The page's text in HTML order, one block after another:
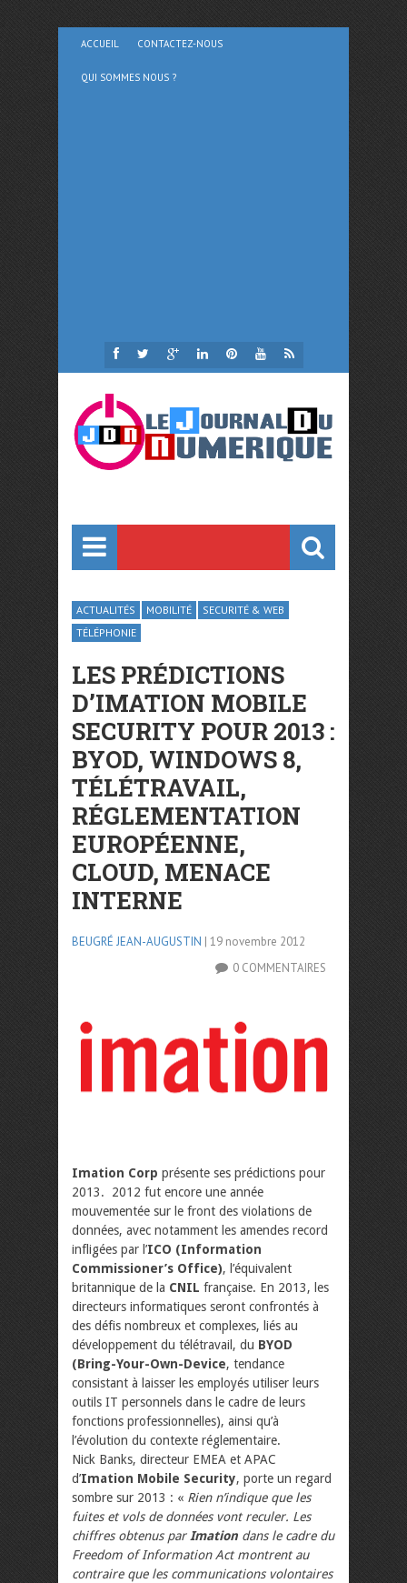
ACCUEIL CONTACTEZ-NOUS
QUI SOMMES NOUS ?
ACTUALITÉS MOBILITÉ
SECURITÉ & WEB
TÉLÉPHONIE
LES PRÉDICTIONS
D’IMATION MOBILE
SECURITY POUR 2013 :
BYOD, WINDOWS 8,
TÉLÉTRAVAIL,
RÉGLEMENTATION
EUROPÉENNE,
CLOUD, MENACE
INTERNE
BEUGRÉ JEAN-AUGUSTIN | 19 novembre 2012
0 COMMENTAIRES
Imation Corp présente ses prédictions pour
2013. 2012 fut encore une année
mouvementée sur le front des violations de
données, avec notamment les amendes record
infligées par l’ICO (Information
Commissioner’s Office), l’équivalent
britannique de la CNIL française. En 2013, les
directeurs informatiques seront confrontés à
des défis nombreux et complexes, liés au
développement du télétravail, du BYOD
(Bring-Your-Own-Device, tendance
consistant à laisser les employés utiliser leurs
outils IT personnels dans le cadre de leurs
fonctions professionnelles), ainsi qu’à
l’évolution du contexte réglementaire.
Nick Banks, directeur EMEA et APAC
d’Imation Mobile Security, porte un regard
sombre sur 2013 : « Rien n’indique que les
fuites et vols de données vont reculer. Les
chiffres obtenus parImation dans le cadre du
Freedom of Information Act montrent au
contraire que les communications volontaires